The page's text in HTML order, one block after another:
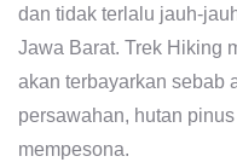
dan tidak terlalu jauh-
Jawa Barat. Trek Hiking
akan terbayarkan sebab
persawahan, hutan
mempesona.